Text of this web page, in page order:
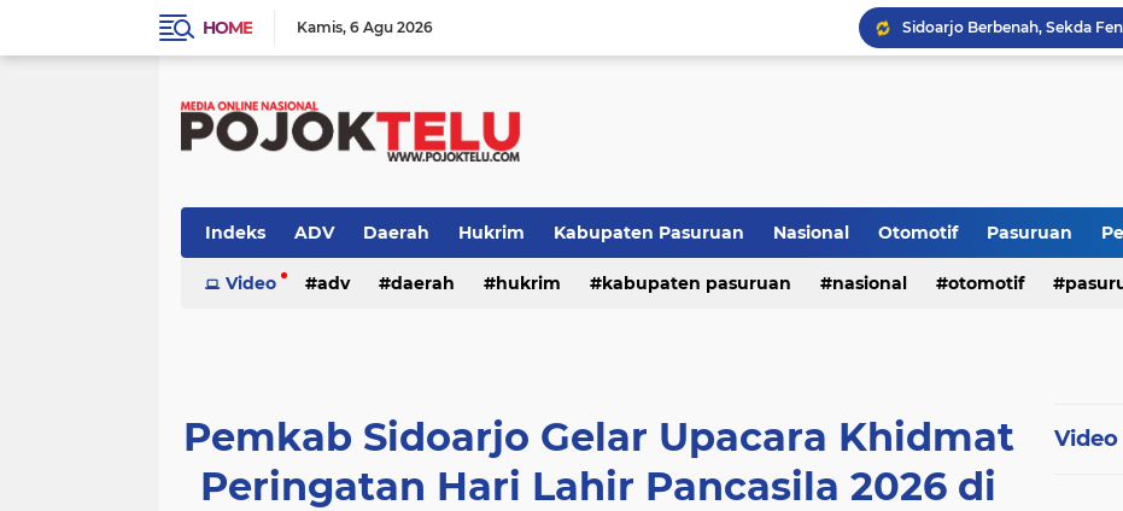
HOME Kamis 6 Agu 2026
Indeks ADV Daerah Hukrim Kabupaten Pasuruan Nasional Otomotif Pasuruan
Sidoarjo TNI - POLRI TNI-POLRI
Video adv daerah hukrim kabupaten pasuruan nasional otomotif
Pemkab Sidoarjo Gelar Upacara Khidmat
Peringatan Hari Lahir Pancasila 2026 di